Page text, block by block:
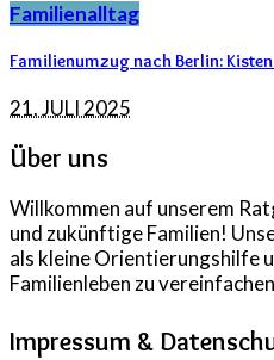
Familienalltag
Familienumzug nach Berlin:
21. JULI 2025
Über uns
Willkommen auf unserem
und zukünftige Familien!
als kleine Orientierungshilfe
Familienleben zu
Impressum &